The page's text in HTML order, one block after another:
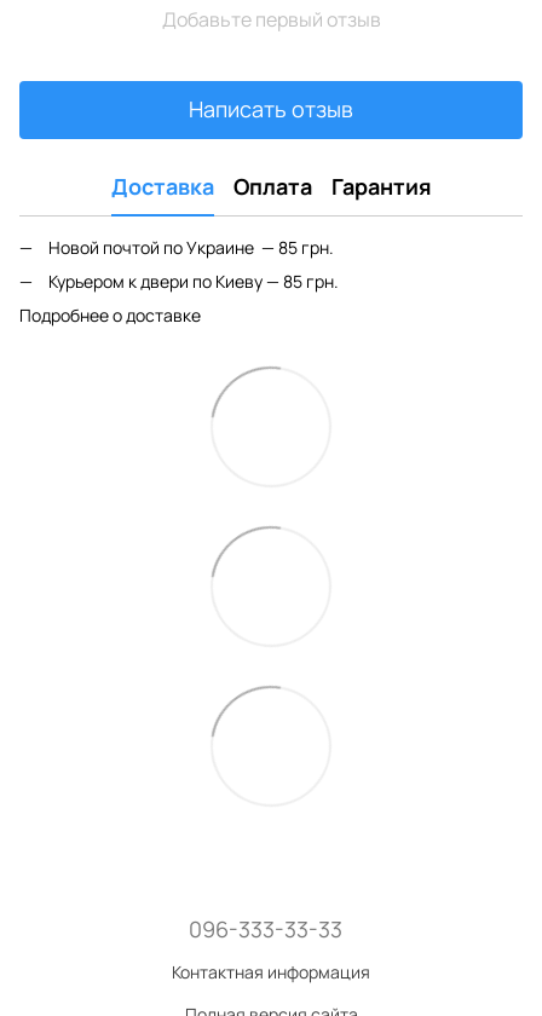
Добавьте первый отзыв
Написать отзыв
Доставка Оплата Гарантия
Новой почтой по Украине — 85 грн.
Курьером к двери по Киеву — 85 грн.
Подробнее о доставке
096-333-33-33
Контактная информация